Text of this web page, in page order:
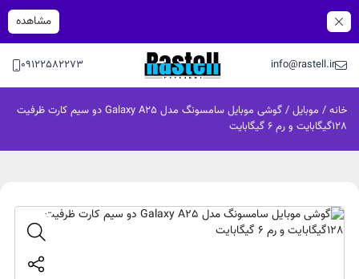
مشاهده
info@rastell.ir
09122582273
خانه / موبایل
/ گوشی موبایل سامسونگ مدل Galaxy A25 دو سیم کارت ظرفیت
128گیگابایت و رم 6 گیگابایت